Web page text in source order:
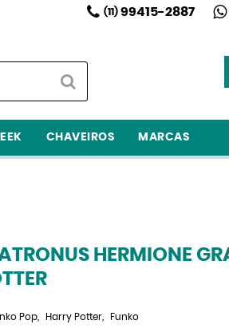
(11)99415-2887
CHAVEIROS MARCAS
HERMIONE
Pop Harry Potter
Funko